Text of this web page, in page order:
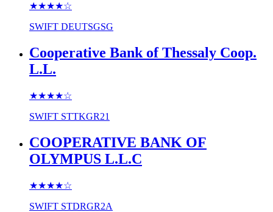
★★★★☆
SWIFT DEUTSGSG
Cooperative Bank of Thessaly Coop.
L.L.
★★★★☆
SWIFT STTKGR21
COOPERATIVE BANK OF
OLYMPUS L.L.C
★★★★☆
SWIFT STDRGR2A